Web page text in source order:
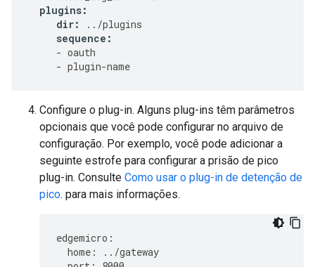
plugins:
dir: ../plugins
sequence :
- oauth
- plugin-name
Configure o plug-in. Alguns plug-ins têm parâmetros
opcionais que você pode configurar no arquivo de
configuração. Por exemplo, você pode adicionar a
seguinte estrofe para configurar a prisão de pico
plug-in. Consulte Como usar o plug-in de detenção de
pico. para mais informações.
edgemicro :
home : ../gateway